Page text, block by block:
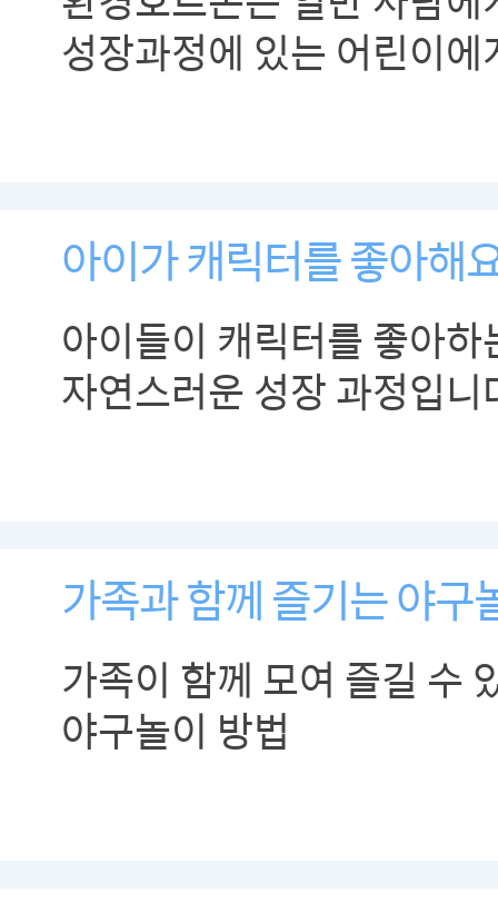
성장과정에 있는 어린이
아이가 캐릭터를 좋아해
아이들이 캐릭터를 좋아하
자연스러운 성장 과정입니
가족과 함께 즐기는 야구
가족이 함께 모여 즐길 수
야구놀이 방법